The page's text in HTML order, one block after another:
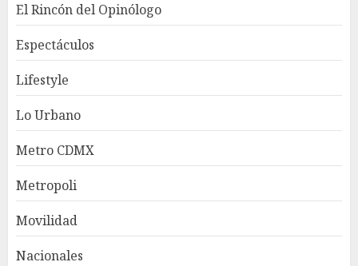
El Rincón del Opinólogo
Espectáculos
Lifestyle
Lo Urbano
Metro CDMX
Metropoli
Movilidad
Nacionales